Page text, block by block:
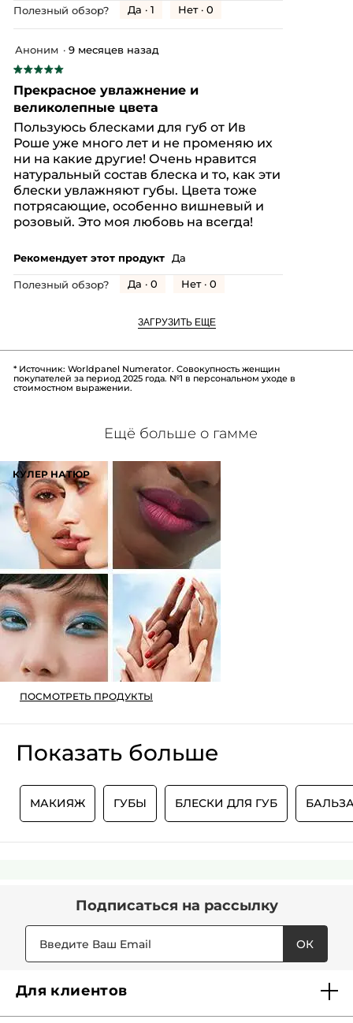
Полезный обзор? Да · 1 Нет · 0
★★★★★
★★★★★
5
звезд.
Аноним · 9 месяцев назад
Прекрасное увлажнение и
великолепные цвета
Пользуюсь блесками для губ от Ив
Роше уже много лет и не променяю их
ни на какие другие! Очень нравится
натуральный состав блеска и то, как эти
блески увлажняют губы. Цвета тоже
потрясающие, особенно вишневый и
розовый. Это моя любовь на всегда!
Рекомендует этот продукт Да
Полезный обзор? Да · 0 Нет · 0
ЗАГРУЗИТЬ ЕЩЕ
* Источник: Worldpanel Numerator. Совокупность женщин
покупателей за период 2025 года. №1 в персональном уходе в
стоимостном выражении.
Ещё больше о гамме
КУЛЕР НАТЮР
ПОСМОТРЕТЬ ПРОДУКТЫ
Показать больше
МАКИЯЖ ГУБЫ БЛЕСКИ ДЛЯ ГУБ
Подписаться на рассылку
ОК
Для клиентов